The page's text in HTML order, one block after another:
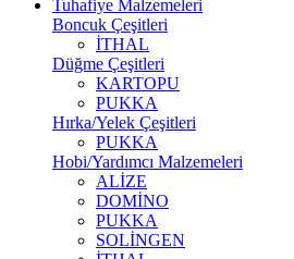
Tuhafiye Malzemeleri
Boncuk Çeşitleri
İTHAL
Düğme Çeşitleri
KARTOPU
PUKKA
Hırka/Yelek Çeşitleri
PUKKA
Hobi/Yardımcı Malzemeleri
ALİZE
DOMİNO
PUKKA
SOLİNGEN